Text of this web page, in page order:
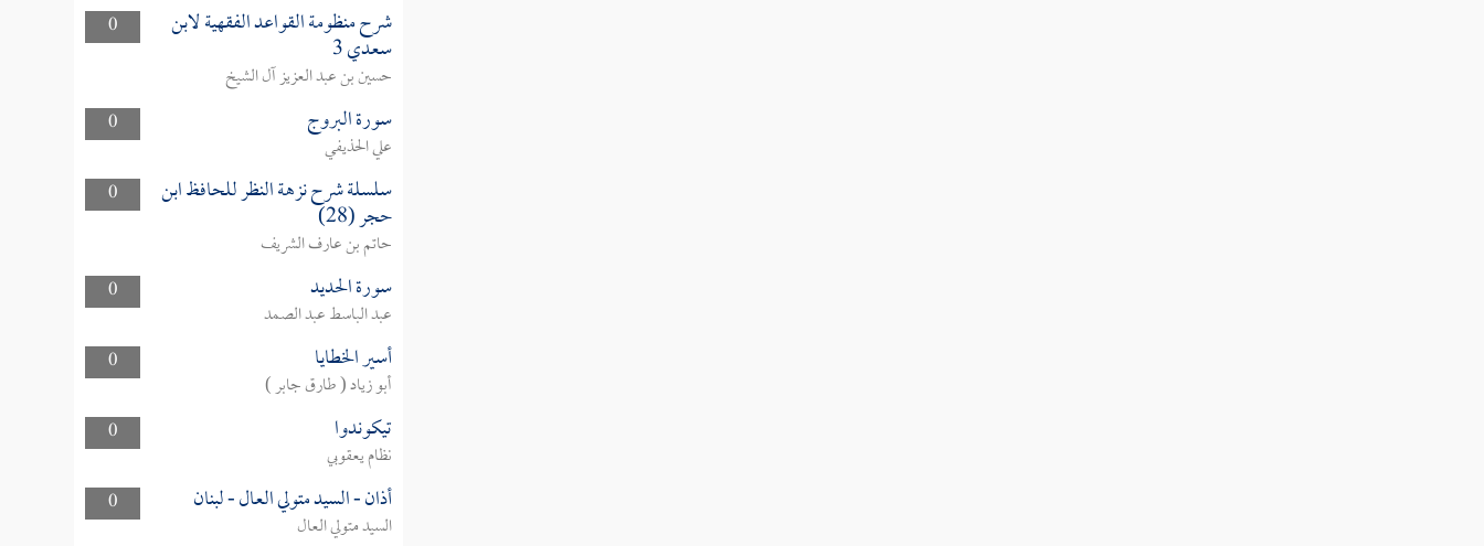
0 شرح منظومة القواعد الفقهية لابن
سعدي 3
حسين بن عبد العزيز آل الشيخ
0
سورة البروج
علي الحذيفي
0
سلسلة شرح نزهة النظر للحافظ ابن
حجر (28)
حاتم بن عارف الشريف
0
سورة الحديد
عبد الباسط عبد الصمد
0
أسير الخطايا
أبو زياد ( طارق جابر )
0
تيكوندوا
نظام يعقوبي
0
أذان - السيد متولي العال - لبنان
السيد متولي العال